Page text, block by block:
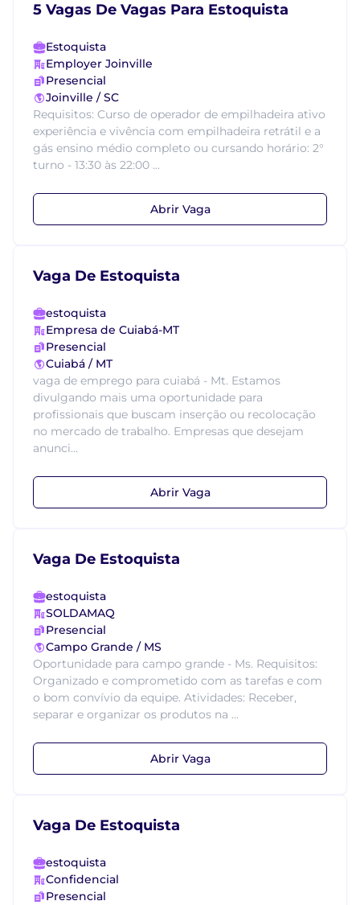
5 Vagas De Vagas Para Estoquista
Estoquista
Employer Joinville
Presencial
Joinville / SC
Requisitos: Curso de operador de empilhadeira ativo
experiência e vivência com empilhadeira retrátil e a
gás ensino médio completo ou cursando horário: 2°
turno - 13:30 às 22:00 ...
Abrir Vaga
Vaga De Estoquista
estoquista
Empresa de Cuiabá-MT
Presencial
Cuiabá / MT
vaga de emprego para cuiabá - Mt. Estamos
divulgando mais uma oportunidade para
profissionais que buscam inserção ou recolocação
no mercado de trabalho. Empresas que desejam
anunci...
Abrir Vaga
Vaga De Estoquista
estoquista
SOLDAMAQ
Presencial
Campo Grande / MS
Oportunidade para campo grande - Ms. Requisitos:
Organizado e comprometido com as tarefas e com
o bom convívio da equipe. Atividades: Receber,
separar e organizar os produtos na ...
Abrir Vaga
Vaga De Estoquista
estoquista
Confidencial
Presencial